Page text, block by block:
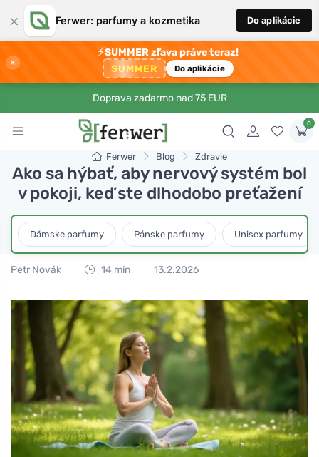
× Ferwer: parfumy a kozmetika Do aplikácie
×
⚡SUMMER zľava práve teraz!
SUMMER Do aplikácie
Doprava zadarmo nad 75 EUR
0
Ferwer Blog Zdravie
Ako sa hýbať, aby nervový systém bol
v pokoji, keď ste dlhodobo preťažení
Dámske parfumy Pánske parfumy Unisex parfumy
Petr Novák 14 min 13.2.2026